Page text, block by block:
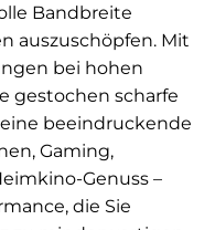
Bandbreite
auszuschöpfen. Mit
bei hohen
gestochen scharfe
beeindruckende
Gaming,
Genuss –
die Sie